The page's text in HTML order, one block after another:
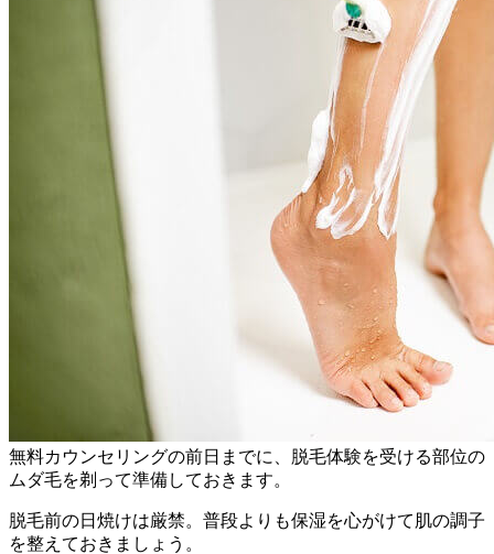
無料カウンセリングの前日までに、脱毛体験を受ける部位の
ムダ毛を剃って準備しておきます。
脱毛前の日焼けは厳禁。 普段よりも保湿を心がけて肌の調子
を整えておきましょう。